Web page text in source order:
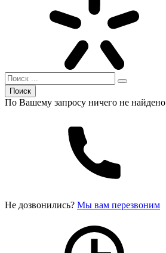
Поиск
По Вашему запросу ничего не найдено
Не дозвонились? Мы вам перезвоним